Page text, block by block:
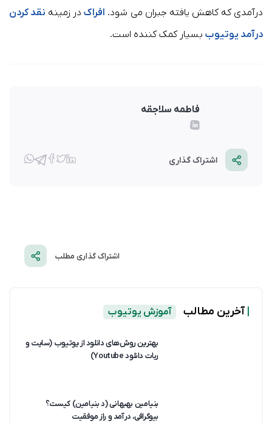
درآمدی که کاهش یافته جبران می شود. افراکدر زمینه نقد کردن
درآمد یوتیوب بسیار کمک کننده است.
فاطمه سلاجقه
اشتراک گذاری
اشتراک گذاری مطلب
آخرین مطالب آموزش یوتیوب
بهترین روش‌های دانلود از یوتیوب (سایت و
ربات دانلود Youtube)
بنیامین بهبهانی (د بنیامین) کیست؟
بیوگرافی، درآمد و راز موفقیت